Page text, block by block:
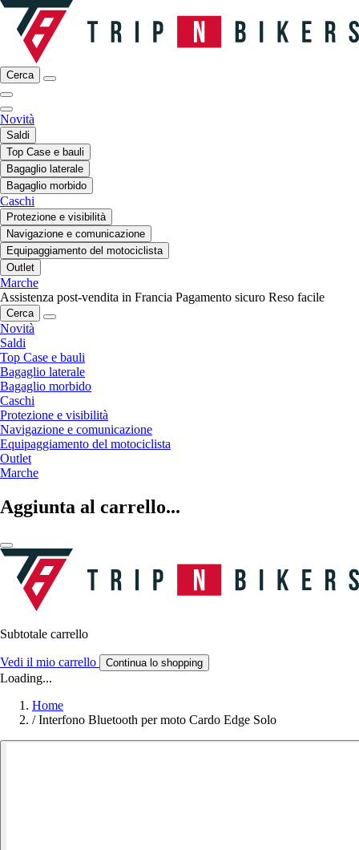
Cerca
Novità
Saldi
Top Case e bauli
Bagaglio laterale
Bagaglio morbido
Caschi
Protezione e visibilità
Navigazione e comunicazione
Equipaggiamento del motociclista
Outlet
Marche
Assistenza post-vendita in Francia Pagamento sicuro Reso facile
Cerca
Novità
Saldi
Top Case e bauli
Bagaglio laterale
Bagaglio morbido
Caschi
Protezione e visibilità
Navigazione e comunicazione
Equipaggiamento del motociclista
Outlet
Marche
Aggiunta al carrello...
Subtotale carrello
Vedi il mio carrello Continua lo shopping
Loading...
Home
/ Interfono Bluetooth per moto Cardo Edge Solo